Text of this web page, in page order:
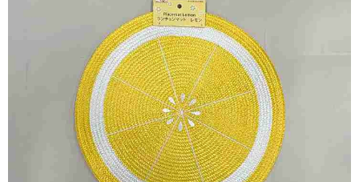
由本公司與您本人進行分期帳單所需資料之確認、核對及更正。
3.完整用戶服務條款，請詳閱以下連結：https://oppay.tw/userRule
https://netprotections.freshdesk.com/support/home
１．透過由恩沛科技股份有限公司提供之「AFTEE先享後付」服務完成之交
易，需依本服務之必要範圍內提供個人資料，並將交易相關給付款項請求債
權轉讓予恩沛科技股份有限公司。
２．關於個人資料處理事宜，請瀏覽以下網址：
https://aftee.tw/terms/#terms3
３．未成年的使用者請事先徵得法定代理人或監護人之同意方可使用
「AFTEE先享後付」，若未經同意申辦者引起之損失，本公司不負相關責
４．使用「AFTEE先享後付」時，將依據個別帳號之用戶狀況，依本公司即
請自備購物袋，若需購買紙袋可現場詢問